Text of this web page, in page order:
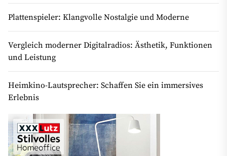
Plattenspieler: Klangvolle Nostalgie und Moderne
Vergleich moderner Digitalradios: Ästhetik, Funktionen
und Leistung
Heimkino-Lautsprecher: Schaffen Sie ein immersives
Erlebnis